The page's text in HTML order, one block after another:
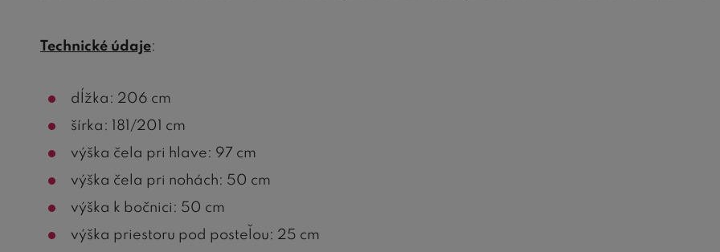
Technické údaje:
dĺžka: 206 cm
šírka: 181/201 cm
výška čela pri hlave: 97 cm
výška čela pri nohách: 50 cm
výška k bočnici: 50 cm
výška priestoru pod posteľou: 25 cm